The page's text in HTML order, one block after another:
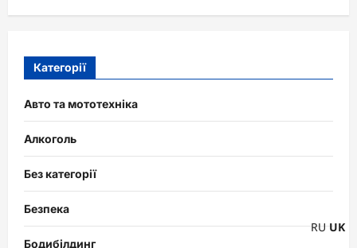
Категорії
Авто та мототехніка
Алкоголь
Без категорії
Безпека
Бодибілдинг
RU UK